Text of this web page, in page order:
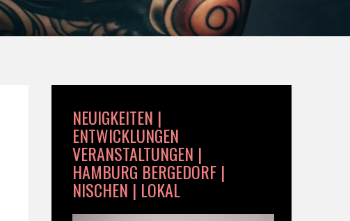
NEUIGKEITEN |
ENTWICKLUNGEN
VERANSTALTUNGEN |
HAMBURG BERGEDORF |
NISCHEN | LOKAL